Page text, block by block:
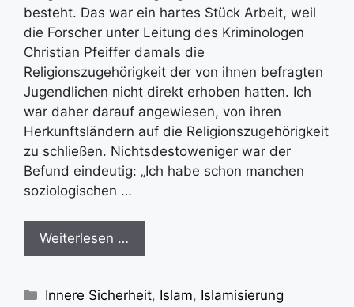
besteht. Das war ein hartes Stück Arbeit, weil
die Forscher unter Leitung des Kriminologen
Christian Pfeiffer damals die
Religionszugehörigkeit der von ihnen befragten
Jugendlichen nicht direkt erhoben hatten. Ich
war daher darauf angewiesen, von ihren
Herkunftsländern auf die Religionszugehörigkeit
zu schließen. Nichtsdestoweniger war der
Befund eindeutig: „Ich habe schon manchen
soziologischen …
Weiterlesen …
Kategorien
Innere Sicherheit, Islam, Islamisierung